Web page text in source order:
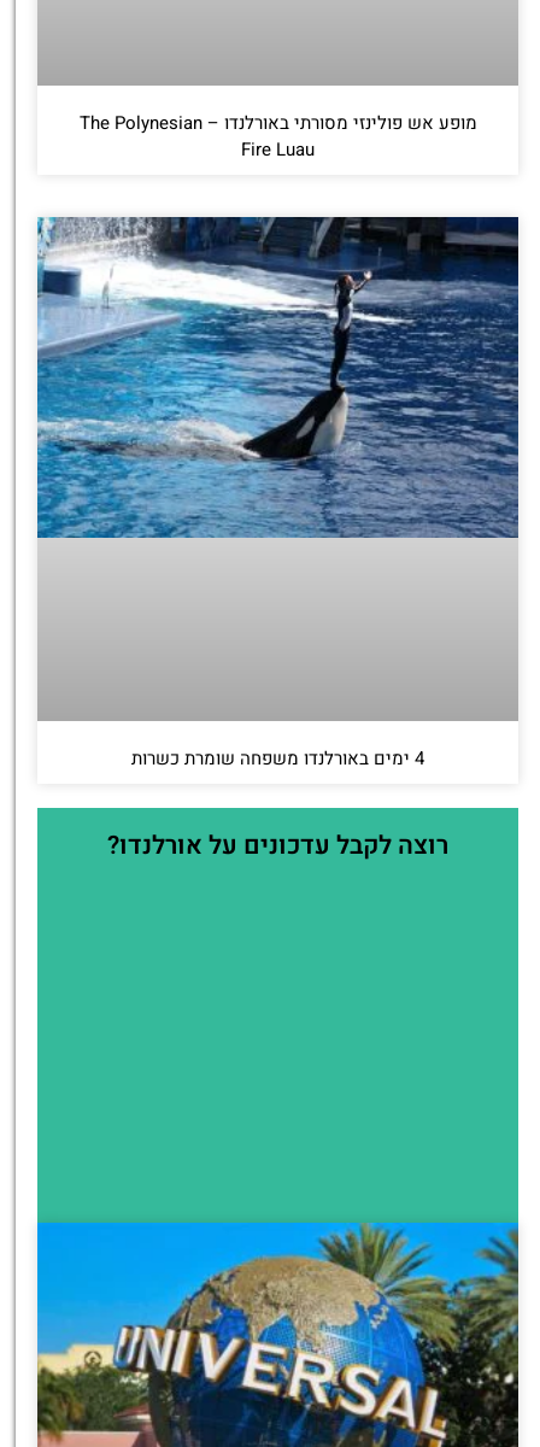
מופע אש פולינזי מסורתי באורלנדו – The Polynesian
Fire Luau
4 ימים באורלנדו משפחה שומרת כשרות
רוצה לקבל עדכונים על אורלנדו?